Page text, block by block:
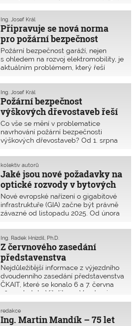
Připravuje se nová norma
pro požární bezpečnost
garáží
Ing. Josef Král
Požární bezpečnost garáží, nejen
s ohledem na rozvoj elektromobility, je
aktuálním problémem, který řeší
vyhlášky č. 23/2008 Sb. se sice zatím
nepodařilo schválit, ale začíná se
pracovat na nové normě. Za poslední
desetiletí se totiž požární zatížení
těchto staveb významně zvýšilo a je
třeba komplexní přístup.
Požární bezpečnost
výškových dřevostaveb řeší
nový návrhový předpis
Ing. Josef Král
Co vše se mění v problematice
navrhování požární bezpečnosti
výškových dřevostaveb? Od 1. srpna
ČSN 73 0802Požární bezpečnost
staveb – Nevýrobní objekty. Přesný
název přílohy zní: „Specifické
požadavky pro stavby s hořlavým
konstrukčním systémem.“ Přinášíme
přehled hlavních změn.
Jaké jsou nové požadavky na
optické rozvody v bytových
domech
kolektiv autorů
Nové evropské nařízení o gigabitové
infrastruktuře (GIA) začne být právně
závazné od listopadu 2025. Od února
pro optické připojení nejen všechny
nové budovy, ale i ty stávající, které
procházejí rozsáhlou obnovou. Cílem
je podpořit rychlý internet. Toto
nařízení významně ovlivní přípravu
staveb i v ČR. Článek proto přináší
rozbor problematiky budování
optických sítí v nových podmínkách.
Z červnového zasedání
představenstva
Ing. Radek Hnízdil, Ph.D.
Nejdůležitější informace z výjezdního
dvoudenního zasedání představenstva
ČKAIT, které se konalo 6 a 7. června
2025 v hotelu Vitality ve Vendryni
v Moravskoslezském kraji. Jednání se
účastnili všichni členové i pozvaní
hosté.
Ing. Martin Mandík – 75 let
redakce